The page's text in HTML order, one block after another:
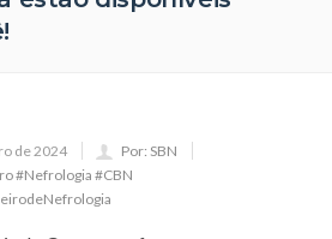
de 2024
Por: SBN
#Nefrologia #CBN